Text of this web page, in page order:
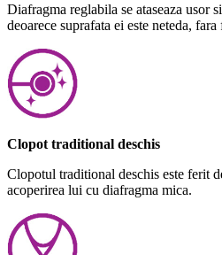
Diafragma reglabila se ataseaza usor
deoarece suprafata ei este neteda, fara
Clopot traditional deschis
Clopotul traditional deschis este ferit
acoperirea lui cu diafragma mica.